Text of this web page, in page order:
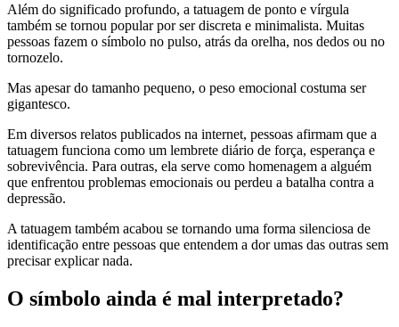
Além do significado profundo, a tatuagem de ponto e vírgula
também se tornou popular por ser discreta e minimalista. Muitas
pessoas fazem o símbolo no pulso, atrás da orelha, nos dedos ou no
tornozelo.
Mas apesar do tamanho pequeno, o peso emocional costuma ser
gigantesco.
Em diversos relatos publicados na internet, pessoas afirmam que a
tatuagem funciona como um lembrete diário de força, esperança e
sobrevivência. Para outras, ela serve como homenagem a alguém
que enfrentou problemas emocionais ou perdeu a batalha contra a
depressão.
A tatuagem também acabou se tornando uma forma silenciosa de
identificação entre pessoas que entendem a dor umas das outras sem
precisar explicar nada.
O símbolo ainda é mal interpretado?